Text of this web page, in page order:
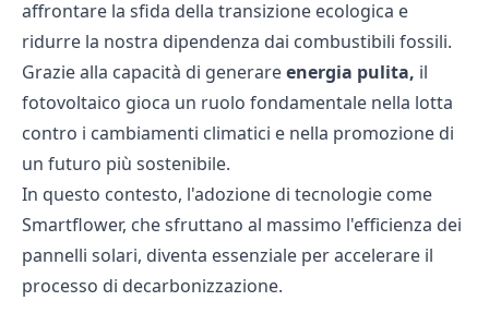
affrontare la sfida della transizione ecologica e
ridurre la nostra dipendenza dai combustibili fossili.
Grazie alla capacità di generareenergia pulita, il
fotovoltaico gioca un ruolo fondamentale nella lotta
contro i cambiamenti climatici e nella promozione di
un futuro più sostenibile.
In questo contesto, l'adozione di tecnologie come
Smartflower, che sfruttano al massimo l'efficienza dei
pannelli solari, diventa essenziale per accelerare il
processo di decarbonizzazione.